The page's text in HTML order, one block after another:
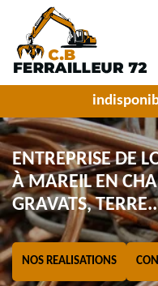
ENTREPRISE DE
À MAREIL EN
GRAVATS,
NOS REALISATIONS